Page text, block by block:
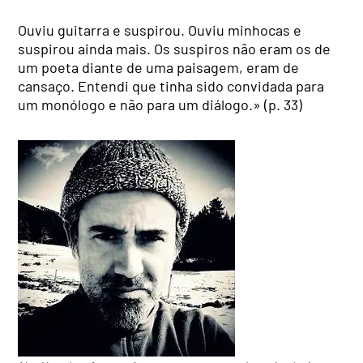
Ouviu guitarra e suspirou. Ouviu minhocas e
suspirou ainda mais. Os suspiros não eram os de
um poeta diante de uma paisagem, eram de
cansaço. Entendi que tinha sido convidada para
um monólogo e não para um diálogo.» (p. 33)